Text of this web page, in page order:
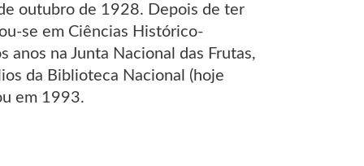
outubro de 1928. Depois de ter
se em Ciências Histórico-
anos na Junta Nacional das Frutas,
da Biblioteca Nacional (hoje
em 1993.